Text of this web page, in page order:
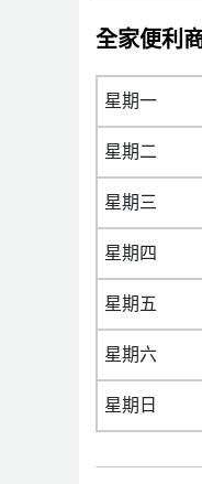
全家便利
星期一
星期二
星期三
星期四
星期五
星期六
星期日